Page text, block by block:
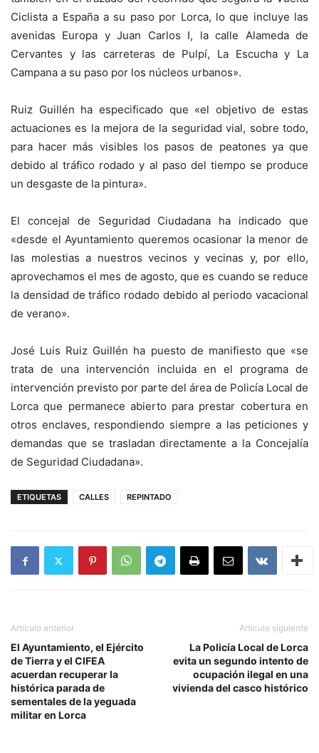
Ciclista a España a su paso por Lorca, lo que incluye las
avenidas Europa y Juan Carlos I, la calle Alameda de
Cervantes y las carreteras de Pulpí, La Escucha y La
Campana a su paso por los núcleos urbanos».
Ruiz Guillén ha especificado que «el objetivo de estas
actuaciones es la mejora de la seguridad vial, sobre todo,
para hacer más visibles los pasos de peatones ya que
debido al tráfico rodado y al paso del tiempo se produce
un desgaste de la pintura».
El concejal de Seguridad Ciudadana ha indicado que
«desde el Ayuntamiento queremos ocasionar la menor de
las molestias a nuestros vecinos y vecinas y, por ello,
aprovechamos el mes de agosto, que es cuando se reduce
la densidad de tráfico rodado debido al periodo vacacional
de verano».
José Luis Ruiz Guillén ha puesto de manifiesto que «se
trata de una intervención incluida en el programa de
intervención previsto por parte del área de Policía Local de
Lorca que permanece abierto para prestar cobertura en
otros enclaves, respondiendo siempre a las peticiones y
demandas que se trasladan directamente a la Concejalía
de Seguridad Ciudadana».
ETIQUETAS CALLES REPINTADO
Artículo anterior
El Ayuntamiento, el Ejército
de Tierra y el CIFEA
acuerdan recuperar la
histórica parada de
sementales de la yeguada
militar en Lorca
Artículo siguiente
La Policía Local de Lorca
evita un segundo intento de
ocupación ilegal en una
vivienda del casco histórico